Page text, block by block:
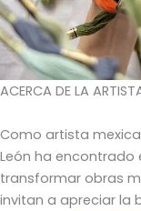
ACERCA DE LA
Como artista
León ha encontrado
transformar obras
invitan a apreciar la